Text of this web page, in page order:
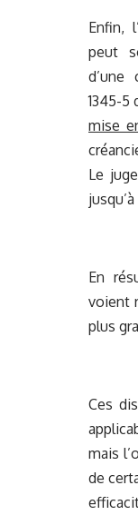
Enfin,
peut
d’une
1345-5
mise
Le
En
voient
plus
Ces
mais
de